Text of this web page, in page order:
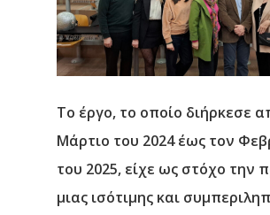
Το έργο, το οποίο διήρκεσε
Μάρτιο του 2024 έως τον
του 2025, είχε ως στόχο την
μιας ισότιμης και